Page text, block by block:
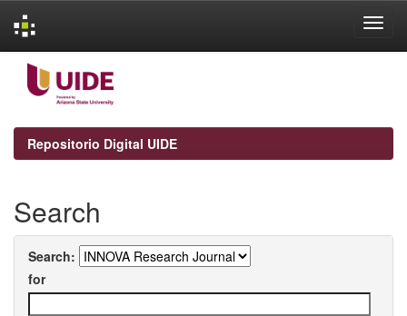
navigation
Repositorio Digital UIDE
Search
Search:
for